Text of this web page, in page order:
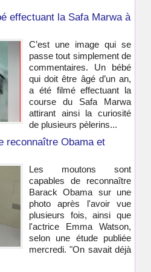
effectuant la Safa Marwa à
C’est une image qui se
passe tout simplement de
commentaires. Un bébé
qui doit être âgé d’un an,
a été filmé effectuant la
course du Safa Marwa
attirant ainsi la curiosité
de plusieurs pèlerins...
reconnaître Obama et
Les moutons sont
capables de reconnaître
Barack Obama sur une
photo après l'avoir vue
plusieurs fois, ainsi que
l'actrice Emma Watson,
selon une étude publiée
mercredi. "On savait déjà